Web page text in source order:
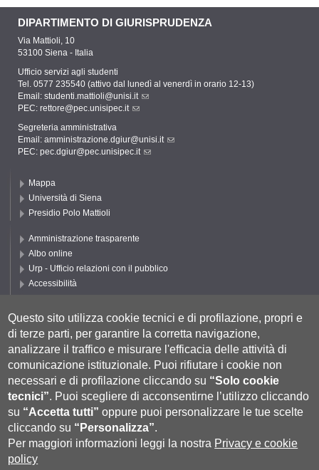
DIPARTIMENTO DI GIURISPRUDENZA
Via Mattioli, 10
53100 Siena - Italia
Ufficio servizi agli studenti
Tel. 0577 235540 (attivo dal lunedì al venerdì in orario 12-13)
Email: studenti.mattioli@unisi.it
PEC: rettore@pec.unisipec.it
Segreteria amministrativa
Email: amministrazione.dgiur@unisi.it
PEC: pec.dgiur@pec.unisipec.it
Mappa
Università di Siena
Presidio Polo Mattioli
Amministrazione trasparente
Albo online
Urp - Ufficio relazioni con il pubblico
Accessibilità
Cookie settings
Segui UNISI
Questo sito utilizza cookie tecnici e di profilazione, propri e
di terze parti, per garantire la corretta navigazione,
analizzare il traffico e misurare l'efficacia delle attività di
comunicazione istituzionale. Puoi rifiutare i cookie non
necessari e di profilazione cliccando su “Solo cookie
tecnici”. Puoi scegliere di acconsentirne l’utilizzo cliccando
su “Accetta tutti” oppure puoi personalizzare le tue scelte
cliccando su “Personalizza”.
Per maggiori informazioni leggi la nostra Privacy e cookie
policy